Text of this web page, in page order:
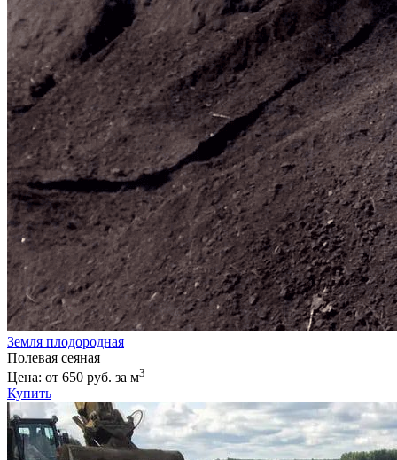
Земля плодородная
Полевая сеяная
Цена: от 650 руб. за м3
Купить